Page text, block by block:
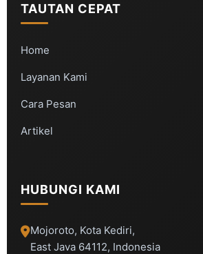
TAUTAN CEPAT
Home
Layanan Kami
Cara Pesan
Artikel
HUBUNGI KAMI
Mojoroto, Kota Kediri,
East Java 64112, Indonesia